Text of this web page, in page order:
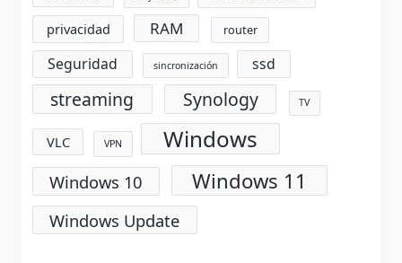
privacidad RAM router
Seguridad sincronización ssd
streaming Synology TV
VLC VPN Windows
Windows 10 Windows 11
Windows Update